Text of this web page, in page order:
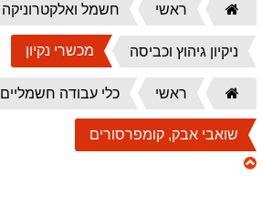
דף
הבית
ראשי חשמל ואלקטרוניקה
ניקיון גיהוץ וכביסה מכשרי נקיון
דף
הבית
ראשי כלי עבודה חשמליים
שואבי אבק, קומפרסורים